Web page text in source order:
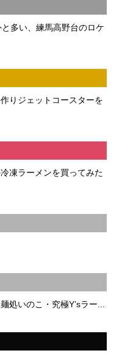
多い、練馬高野台のロケ
りジェットコースターを
凍ラーメンを買ってみた
処いのこ・究極Y’sラー...